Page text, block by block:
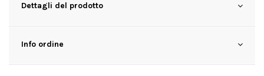
Dettagli del prodotto
Info ordine